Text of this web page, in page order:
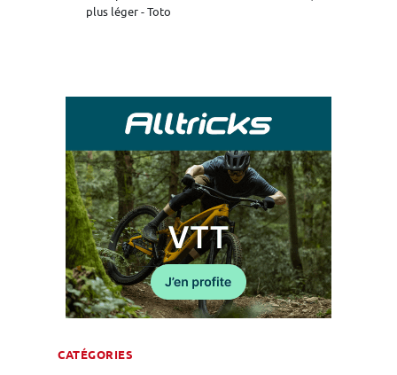
plus léger - Toto
CATÉGORIES